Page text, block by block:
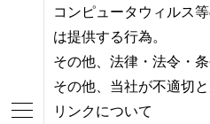
コンピュータウィルス
は提供する行為。
その他、法律・法令・
その他、当社が不適切と
リンクについて